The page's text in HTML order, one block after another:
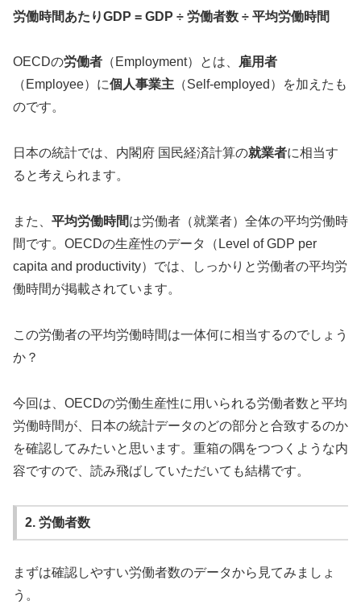
労働時間あたりGDP = GDP ÷ 労働者数 ÷ 平均労働時間
OECDの労働者 （Employment）とは、 雇用者
（Employee）に個人事業主 （Self-employed）を加えたも
のです。
日本の統計では、内閣府 国民経済計算の就業者に相当す
ると考えられます。
また、 平均労働時間は労働者（就業者）全体の平均労働時
間です。OECDの生産性のデータ（Level of GDP per
capita and productivity）では、しっかりと労働者の平均労
働時間が掲載されています。
この労働者の平均労働時間は一体何に相当するのでしょう
か？
今回は、OECDの労働生産性に用いられる労働者数と平均
労働時間が、日本の統計データのどの部分と合致するのか
を確認してみたいと思います。重箱の隅をつつくような内
容ですので、読み飛ばしていただいても結構です。
2. 労働者数
まずは確認しやすい労働者数のデータから見てみましょ
う。